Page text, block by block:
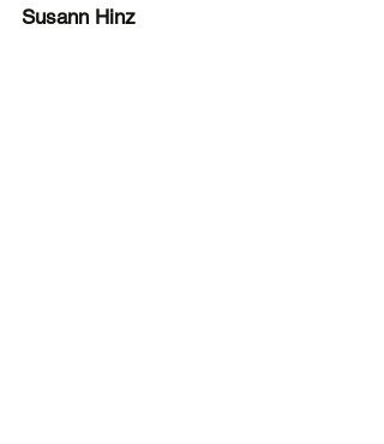
Susann Hinz